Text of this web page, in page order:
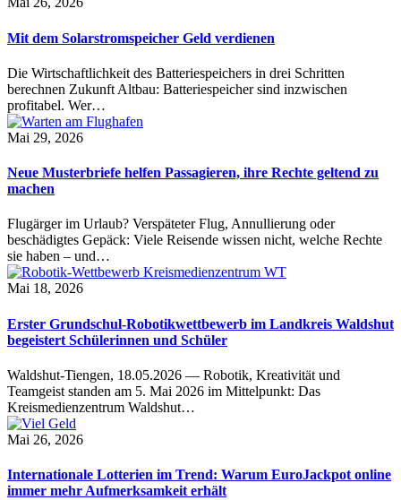
Mit dem Solarstromspeicher Geld verdienen
Die Wirtschaftlichkeit des Batteriespeichers in drei Schritten
berechnen Zukunft Altbau: Batteriespeicher sind inzwischen
profitabel. Wer…
Mai 29, 2026
Neue Musterbriefe helfen Passagieren, ihre Rechte geltend zu
machen
Flugärger im Urlaub? Verspäteter Flug, Annullierung oder
beschädigtes Gepäck: Viele Reisende wissen nicht, welche Rechte
sie haben – und…
Mai 18, 2026
Erster Grundschul-Robotikwettbewerb im Landkreis Waldshut
begeistert Schülerinnen und Schüler
Waldshut-Tiengen, 18.05.2026 — Robotik, Kreativität und
Teamgeist standen am 5. Mai 2026 im Mittelpunkt: Das
Kreismedienzentrum Waldshut…
Mai 26, 2026
Internationale Lotterien im Trend: Warum EuroJackpot online
immer mehr Aufmerksamkeit erhält